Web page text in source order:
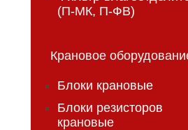
(П-МК, П-ФВ)
Крановое
Блоки крановые
Блоки резисторов
крановые